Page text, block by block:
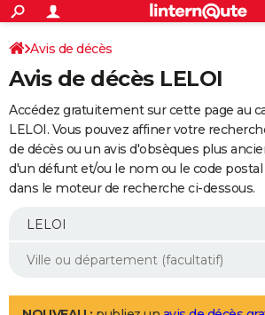
ACTUALITÉS
Politique
Société
Faits Divers
Education
Monde
Villes
+
SPORT
Coupe du monde 2026
Football
Tennis
Cyclisme
Rugby
Forum
Programme TV
TNTStreaming
Cinéma
Sorties cinéma
Musique
+FINANCE
Retraite
Impôts
Epargne
Immobilier
Risques naturels par ville
Banque
Assurance
Crédit
AUTO
Essais
Réserver un essai
Citadines
Berlines
SUV
Forum auto
+
Mobiles
Meilleur smartphone
Internet
Ordinateurs
Jeux vidéo
Guide high-tech
Aménagement intérieur
LIFESTYLE
Avis de décès
Avis de décès LELOI
Accédez gratuitement sur cette page au
LELOI. Vous pouvez affiner votre
de décès ou un avis d'obsèques plus
d'un défunt et/ou le nom ou le code
dans le moteur de recherche ci-dessous.